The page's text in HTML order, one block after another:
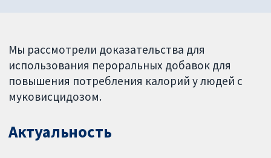
Мы рассмотрели доказательства для
использования пероральных добавок для
повышения потребления калорий у людей с
муковисцидозом.
Актуальность